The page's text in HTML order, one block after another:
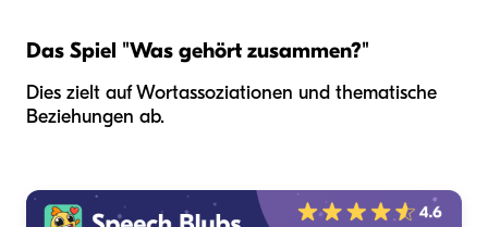
Das Spiel "Was gehört zusammen?"
Dies zielt auf Wortassoziationen und thematische
Beziehungen ab.